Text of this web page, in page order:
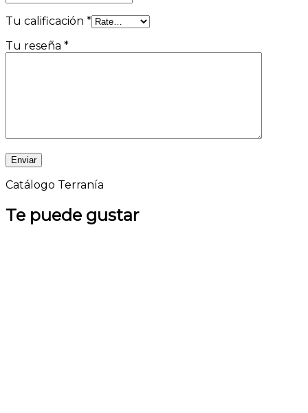
Tu calificación *
Tu reseña *
Catálogo Terranía
Te puede gustar